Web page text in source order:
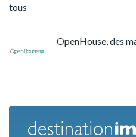
tous
OpenHouse, des